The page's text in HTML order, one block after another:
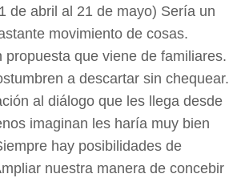
de abril al 21 de mayo) Sería un
movimiento de cosas.
propuesta que viene de familiares.
a descartar sin chequear.
al diálogo que les llega desde
imaginan les haría muy bien
hay posibilidades de
nuestra manera de concebir